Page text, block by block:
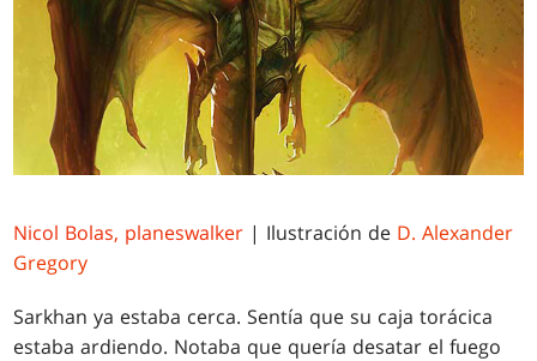
Nicol Bolas, planeswalker | Ilustración de D. Alexander
Gregory
Sarkhan ya estaba cerca. Sentía que su caja torácica
estaba ardiendo. Notaba que quería desatar el fuego